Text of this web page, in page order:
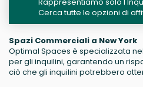
Cerca tutte le opzioni di
Spazi Commerciali a New York
Optimal Spaces è specializzata
per gli inquilini, garantendo un
ciò che gli inquilini potrebbero